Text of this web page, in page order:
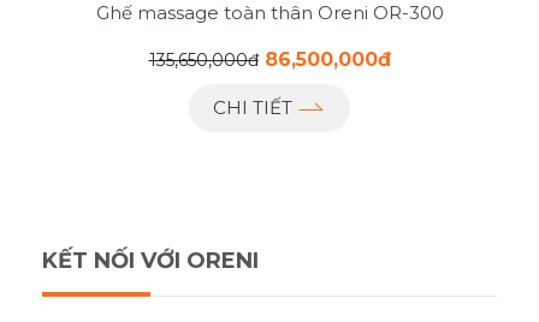
Ghế massage toàn thân Oreni OR-300
135,650,000đ 86,500,000đ
CHI TIẾT
KẾT NỐI VỚI ORENI